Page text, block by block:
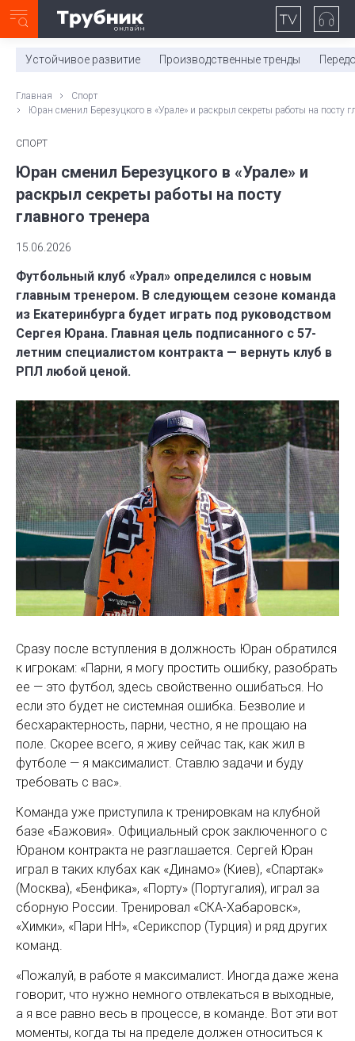
0:00/ 11:03
Устойчивое развитие Производственные тренды
Главная
Спорт
Юран сменил Березуцкого в «Урале» и раскрыл секреты работы на посту
СПОРТ
Юран сменил Березуцкого в «Урале» и
раскрыл секреты работы на посту
главного тренера
15.06.2026
Футбольный клуб «Урал» определился с новым
главным тренером. В следующем сезоне команда
из Екатеринбурга будет играть под руководством
Сергея Юрана. Главная цель подписанного с 57-
летним специалистом контракта — вернуть клуб в
РПЛ любой ценой.
Сразу после вступления в должность Юран обратился
к игрокам: «Парни, я могу простить ошибку, разобрать
ее — это футбол, здесь свойственно ошибаться. Но
если это будет не системная ошибка. Безволие и
бесхарактерность, парни, честно, я не прощаю на
поле. Скорее всего, я живу сейчас так, как жил в
футболе — я максималист. Ставлю задачи и буду
требовать с вас».
Команда уже приступила к тренировкам на клубной
базе «Бажовия». Официальный срок заключенного с
Юраном контракта не разглашается. Сергей Юран
играл в таких клубах как «Динамо» (Киев), «Спартак»
(Москва), «Бенфика», «Порту» (Португалия), играл за
сборную России. Тренировал «СКА-Хабаровск»,
«Химки», «Пари НН», «Серикспор (Турция) и ряд других
команд.
«Пожалуй, в работе я максималист. Иногда даже жена
говорит, что нужно немного отвлекаться в выходные,
а я все равно весь в процессе, в команде. Вот эти вот
моменты, когда ты на пределе должен относиться к